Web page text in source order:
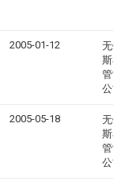
2005-01-12
无锡
斯石
管制
公司
2005-05-18
无锡
斯石
管制
公司